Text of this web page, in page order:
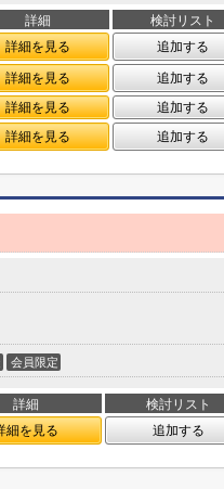
詳細 検討リスト
詳細を見る 追加する
詳細を見る
追加する
詳細を見る 追加する
詳細を見る 追加する
会員限定
詳細 検討リスト
細を見る 追加する